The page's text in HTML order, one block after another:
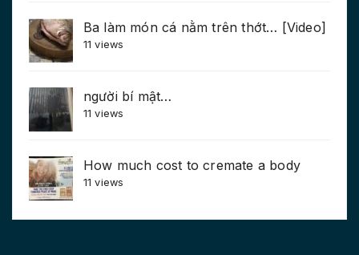
Ba làm món cá nằm trên thớt… [Video]
11 views
người bí mật…
11 views
How much cost to cremate a body
11 views